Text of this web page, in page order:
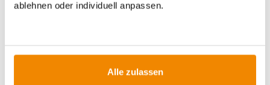
ablehnen oder individuell anpassen.
Alle zulassen
Die Petromax-